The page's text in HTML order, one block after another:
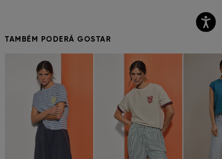
TAMBÉM PODERÁ GOSTAR